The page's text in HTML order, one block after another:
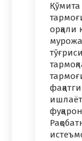
орқали